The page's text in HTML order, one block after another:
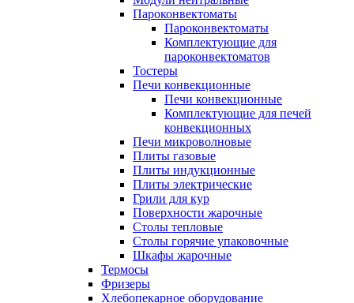
Пароконвектоматы
Пароконвектоматы
Комплектующие для
пароконвектоматов
Тостеры
Печи конвекционные
Печи конвекционные
Комплектующие для печей
конвекционных
Печи микроволновые
Плиты газовые
Плиты индукционные
Плиты электрические
Грили для кур
Поверхности жарочные
Столы тепловые
Столы горячие упаковочные
Шкафы жарочные
Термосы
Фризеры
Хлебопекарное оборудование